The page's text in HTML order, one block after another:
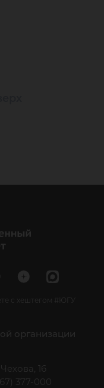
с хештегом #ЮГУ
организации
16
377-000